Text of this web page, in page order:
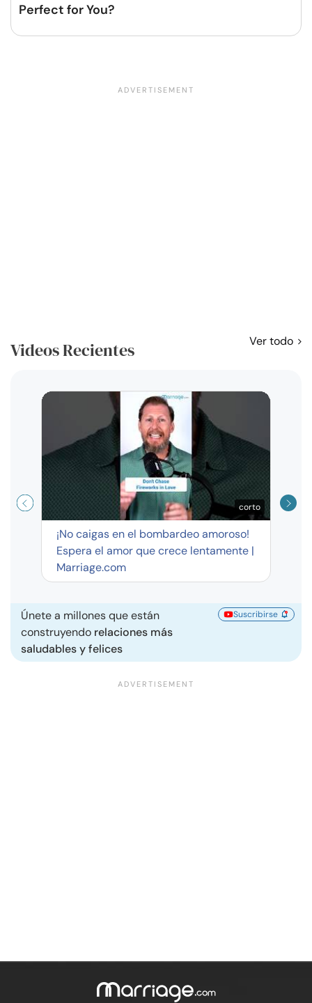
Perfect for You?
Videos Recientes Ver todo
corto
¡No caigas en el bombardeo amoroso!
Espera el amor que crece lentamente |
Marriage.com
Únete a millones que están
construyendo relaciones más
saludables y felices
Suscribirse